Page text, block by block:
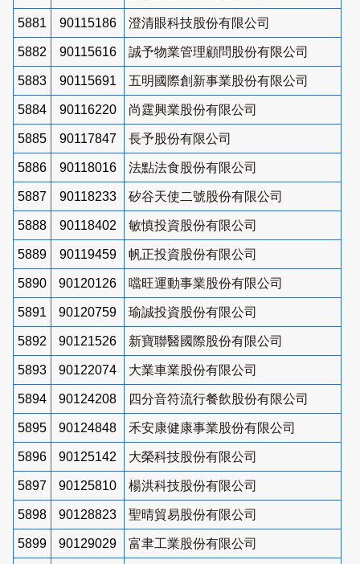
5881 90115186 澄清眼科技股份有限公司
5882 90115616 誠予物業管理顧問股份有限公司
5883 90115691 五明國際創新事業股份有限公司
5884 90116220 尚霆興業股份有限公司
5885 90117847 長予股份有限公司
5886 90118016 法點法食股份有限公司
5887 90118233 矽谷天使二號股份有限公司
5888 90118402 敏慎投資股份有限公司
5889 90119459 帆正投資股份有限公司
5890 90120126 噹旺運動事業股份有限公司
5891 90120759 瑜誠投資股份有限公司
5892 90121526 新寶聯醫國際股份有限公司
5893 90122074 大業車業股份有限公司
5894 90124208 四分音符流行餐飲股份有限公司
5895 90124848 禾安康健康事業股份有限公司
5896 90125142 大榮科技股份有限公司
5897 90125810 楊洪科技股份有限公司
5898 90128823 聖晴貿易股份有限公司
5899 90129029 富聿工業股份有限公司